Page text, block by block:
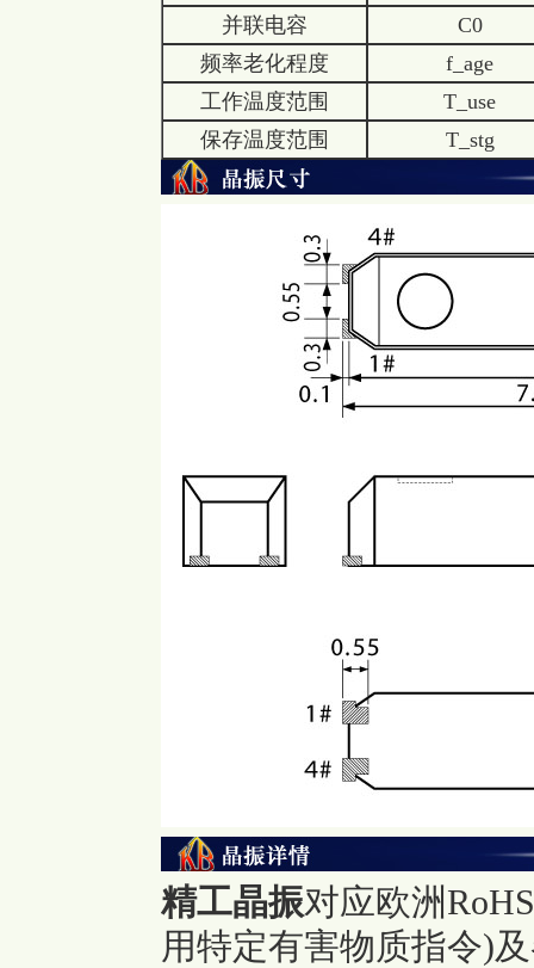
并联电容
C0
频率老化程度
f_age
工作温度范围
T_use
保存温度范围
T_stg
精工晶振对应欧洲
用特定有害物质指令)